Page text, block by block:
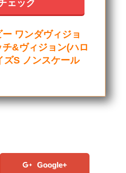
ェック
ワンダヴィジョ
&ヴィジョン(ハロ
ズS ノンスケール
Google+